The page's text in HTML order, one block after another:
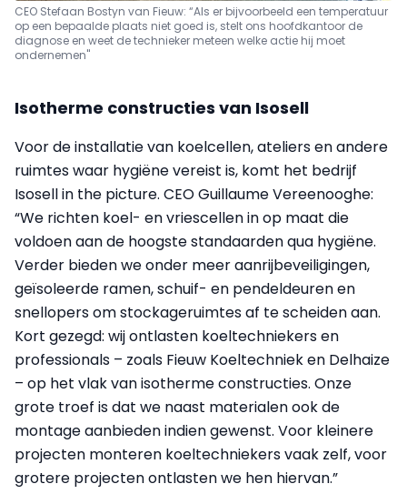
CEO Stefaan Bostyn van Fieuw: “Als er bijvoorbeeld een temperatuur
op een bepaalde plaats niet goed is, stelt ons hoofdkantoor de
diagnose en weet de technieker meteen welke actie hij moet
ondernemen"
Isotherme constructies van Isosell
Voor de installatie van koelcellen, ateliers en andere
ruimtes waar hygiëne vereist is, komt het bedrijf
Isosell in the picture. CEO Guillaume Vereenooghe:
“We richten koel- en vriescellen in op maat die
voldoen aan de hoogste standaarden qua hygiëne.
Verder bieden we onder meer aanrijbeveiligingen,
geïsoleerde ramen, schuif- en pendeldeuren en
snellopers om stockageruimtes af te scheiden aan.
Kort gezegd: wij ontlasten koeltechniekers en
professionals – zoals Fieuw Koeltechniek en Delhaize
– op het vlak van isotherme constructies. Onze
grote troef is dat we naast materialen ook de
montage aanbieden indien gewenst. Voor kleinere
projecten monteren koeltechniekers vaak zelf, voor
grotere projecten ontlasten we hen hiervan.”